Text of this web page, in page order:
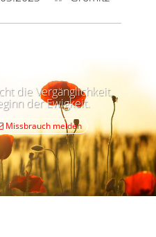
die Vergänglichkeit,
der Ewigkeit.
Missbrauch melden